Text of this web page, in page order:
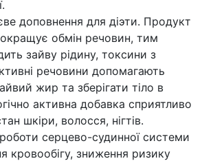
доповнення для діэти. Продукт
обмін речовин, тим
зайву рідину, токсини з
речовини допомагають
жир та зберігати тіло в
активна добавка сприятливо
шкіри, волосся, нігтів.
серцево-судинної системи
кровообігу, зниження ризику